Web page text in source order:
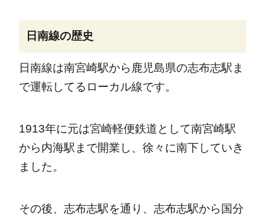
日南線の歴史
日南線は南宮崎駅から鹿児島県の志布志駅ま
で運転してるローカル線です。
1913年に元は宮崎軽便鉄道として南宮崎駅
から内海駅まで開業し、徐々に南下していき
ました。
その後、志布志駅を通り、志布志駅から国分